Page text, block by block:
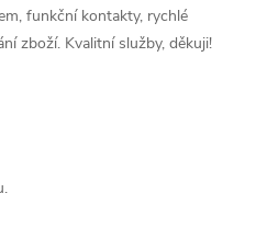
funkční kontakty, rychlé
zboží. Kvalitní služby, děkuji!